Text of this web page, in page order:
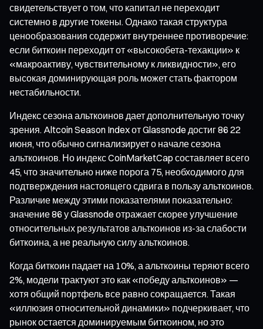
свидетельствует о том, что капитал не переходит
системно в другие токены. Однако такая структура
ценообразования содержит внутреннее противоречие:
если биткоин переходит от «высокобета-техакции» к
«макроактиву, чувствительному к ликвидности», его
высокая доминирующая роль может стать фактором
нестабильности.
Индекс сезона альткоинов дает дополнительную точку
зрения. Altcoin Season Index от Glassnode достиг 86 22
июня, что обычно сигнализирует о начале сезона
альткоинов. Но индекс CoinMarketCap составляет всего
45, что значительно ниже порога 75, необходимого для
подтверждения настоящего сдвига в пользу альткоинов.
Различие между этими показателями показательно:
значение 86 у Glassnode отражает скорее улучшение
относительных результатов альткоинов из-за слабости
биткоина, а не реальную силу альткоинов.
Когда биткоин падает на 10%, а альткоины теряют всего
2%, модели трактуют это как «победу альткоинов» —
хотя общий портфель все равно сокращается. Такая
«иллюзия относительной динамики» подчеркивает, что
рынок остается доминируемым биткоином, но это